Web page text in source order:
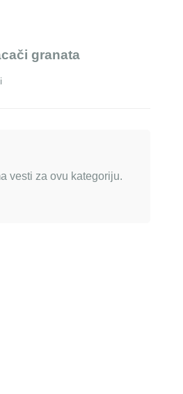
granata
vesti za ovu kategoriju.